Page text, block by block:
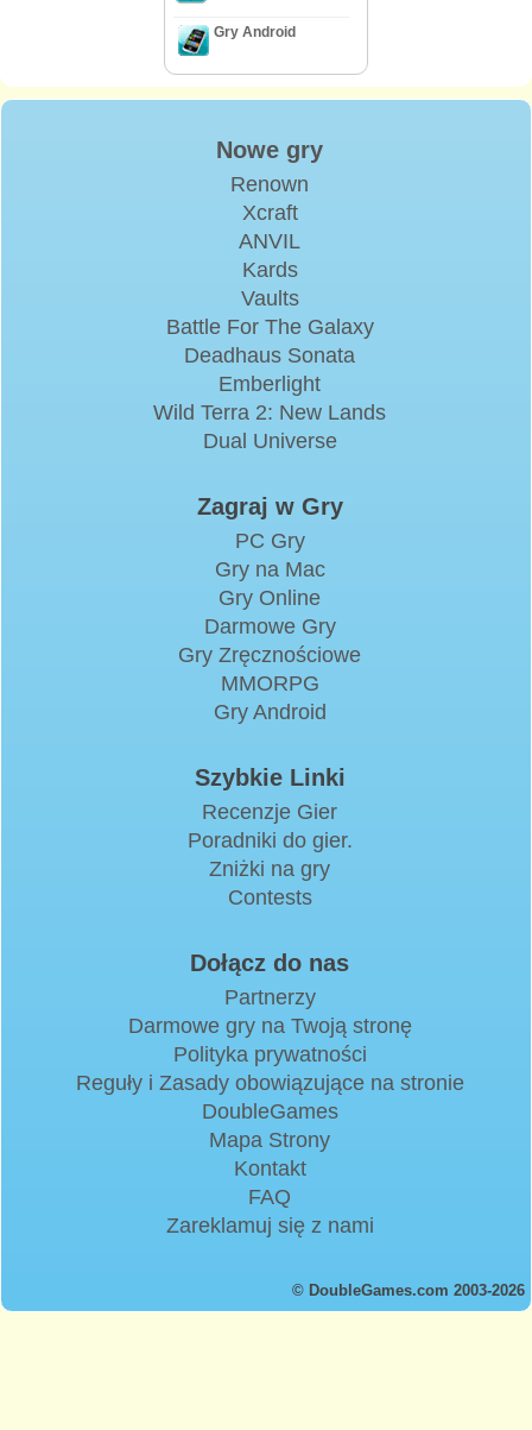
Gry Android
Nowe gry
Renown
Xcraft
ANVIL
Kards
Vaults
Battle For The Galaxy
Deadhaus Sonata
Emberlight
Wild Terra 2: New Lands
Dual Universe
Zagraj w Gry
PC Gry
Gry na Mac
Gry Online
Darmowe Gry
Gry Zręcznościowe
MMORPG
Gry Android
Szybkie Linki
Recenzje Gier
Poradniki do gier.
Zniżki na gry
Contests
Dołącz do nas
Partnerzy
Darmowe gry na Twoją stronę
Polityka prywatności
Reguły i Zasady obowiązujące na stronie
DoubleGames
Mapa Strony
Kontakt
FAQ
Zareklamuj się z nami
© DoubleGames.com 2003-2026